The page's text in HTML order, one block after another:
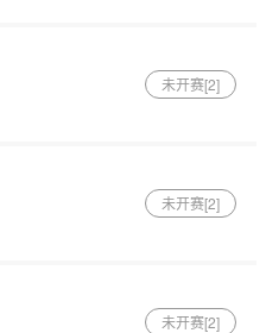
未开赛[2]
未开赛[2]
未开赛[2]